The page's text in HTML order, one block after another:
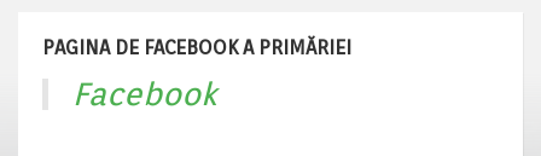
PAGINA DE FACEBOOK A PRIMĂRIEI
Facebook